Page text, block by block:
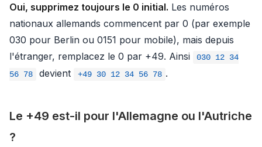
Oui, supprimez toujours le 0 initial. Les numéros
nationaux allemands commencent par 0 (par exemple
030 pour Berlin ou 0151 pour mobile), mais depuis
l'étranger, remplacez le 0 par +49. Ainsi
030 12 34
56 78
devient +49 30 12 34 56 78 .
Le +49 est-il pour l'Allemagne ou l'Autriche
?